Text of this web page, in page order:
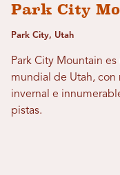
Park City
Park City, Utah
Park City Mountain
mundial de Utah, con
invernal e
pistas.